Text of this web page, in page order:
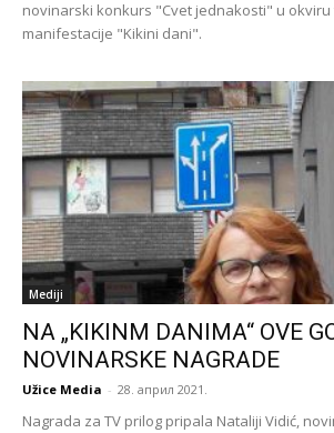
novinarski konkurs "Cvet jednakosti" u
manifestacije "Kikini dani".
Mediji
NA „KIKINM DANIMA“ OVE
NOVINARSKE NAGRADE
Užice Media - 28. април 2021.
Nagrada za TV prilog pripala Nataliji Vidić,